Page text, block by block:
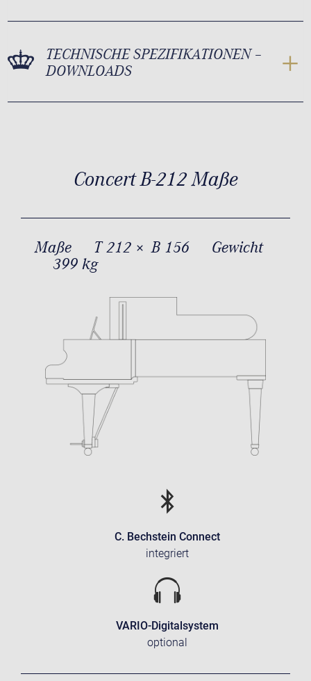
TECHNISCHE SPEZIFIKATIONEN –
DOWNLOADS
Concert B-212 Maße
Maße T 212 × B 156
Gewicht
399 kg
C. Bechstein Connect
integriert
VARIO-Digitalsystem
optional